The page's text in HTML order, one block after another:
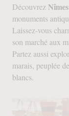
Découvrez Nîmes
monuments
Laissez-vous
son marché aux
Partez aussi
marais, peuplée
blancs.